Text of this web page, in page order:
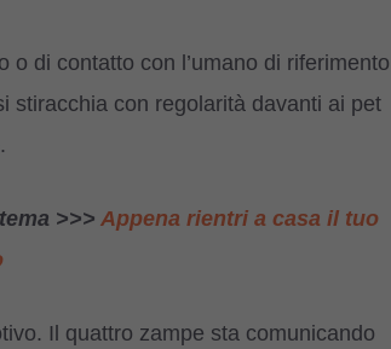
di contatto con l’umano di
stiracchia con regolarità davanti ai pet
>>> Appena rientri a casa il tuo
Il quattro zampe sta comunicando